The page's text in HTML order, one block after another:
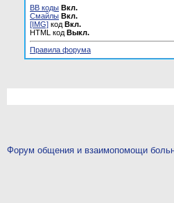
BB коды Вкл.
Смайлы Вкл.
[IMG] код Вкл.
HTML код Выкл.
Правила форума
Форум общения и взаимопомощи